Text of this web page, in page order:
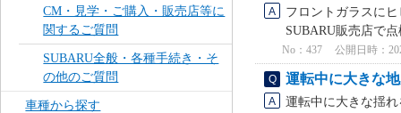
CM・見学・ご購入・販売店等に
関するご質問
SUBARU全般・各種手続き・そ
の他のご質問
車種から探す
フロントガラスに
SUBARU販売店で
No：437 公開日時：
運転中に大きな
運転中に大きな揺